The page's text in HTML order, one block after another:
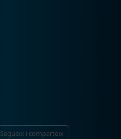
Segueix i comparteix